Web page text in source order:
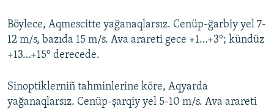
Böylece, Aqmescitte yağanaqlarsız. Cenüp-ğarbiy yel 7-
12 m/s, bazıda 15 m/s. Ava arareti gece +1…+3°; kündüz
+13…+15° derecede.
Sinoptiklerniñ tahminlerine köre, Aqyarda
yağanaqlarsız. Cenüp-şarqiy yel 5-10 m/s. Ava arareti